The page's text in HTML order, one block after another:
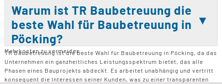
können von Anfang an klare Strukturen und Ziele definiert werden, die
den gesamten Bauprozess leiten. Während der Bauphase begleitet die
Baubetreuung alle wichtigen Schritte und sorgt für Kontrolle und
Qualitätssicherung. Besonders bei größeren oder komplexen Projekten
ist eine frühzeitige Einbindung entscheidend, um Verzögerungen und
Mehrkosten zu vermeiden.
Warum ist TR Baubetreuung die
beste Wahl für Baubetreuung in
Pöcking?
TR Baubetreuung ist die beste Wahl für Baubetreuung in Pöcking, da das
Unternehmen ein ganzheitliches Leistungsspektrum bietet, das alle
Phasen eines Bauprojekts abdeckt. Es arbeitet unabhängig und vertritt
konsequent die Interessen seiner Kunden, was zu einer transparenten